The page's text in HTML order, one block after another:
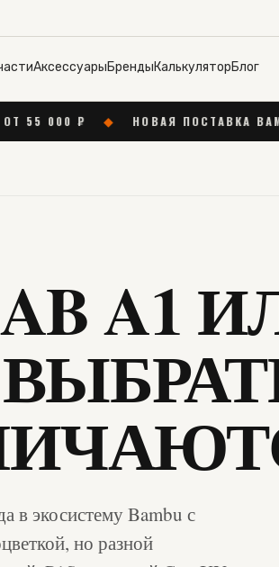
АксессуарыБрендыКалькуляторБлог
НОВАЯ ПОСТАВКА BAMBU LAB ◆
A1
в экосистему Bambu с
но разной